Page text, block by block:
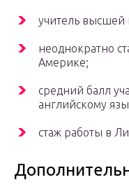
учитель высшей
неоднократно
Америке;
средний балл
английскому
стаж работы в